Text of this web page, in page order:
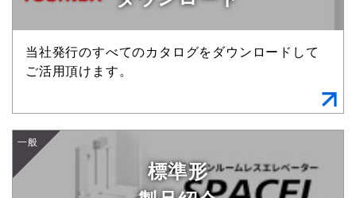
当社発行のすべてのカタログをダウンロードして
ご活用頂けます。
標準形
一般